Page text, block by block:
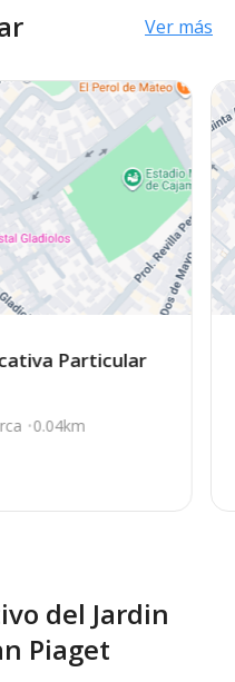
Ver más
Particular
0.04km
del Jardin
Piaget